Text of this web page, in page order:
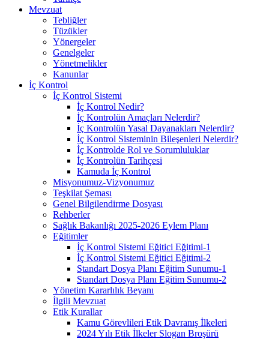
Mevzuat
Tebliğler
Tüzükler
Yönergeler
Genelgeler
Yönetmelikler
Kanunlar
İç Kontrol
İç Kontrol Sistemi
İç Kontrol Nedir?
İç Kontrolün Amaçları Nelerdir?
İç Kontrolün Yasal Dayanakları Nelerdir?
İç Kontrol Sisteminin Bileşenleri Nelerdir?
İç Kontrolde Rol ve Sorumluluklar
İç Kontrolün Tarihçesi
Kamuda İç Kontrol
Misyonumuz-Vizyonumuz
Teşkilat Şeması
Genel Bilgilendirme Dosyası
Rehberler
Sağlık Bakanlığı 2025-2026 Eylem Planı
Eğitimler
İç Kontrol Sistemi Eğitici Eğitimi-1
İç Kontrol Sistemi Eğitici Eğitimi-2
Standart Dosya Planı Eğitim Sunumu-1
Standart Dosya Planı Eğitim Sunumu-2
Yönetim Kararlılık Beyanı
İlgili Mevzuat
Etik Kurallar
Kamu Görevlileri Etik Davranış İlkeleri
2024 Yılı Etik İlkeler Slogan Broşürü